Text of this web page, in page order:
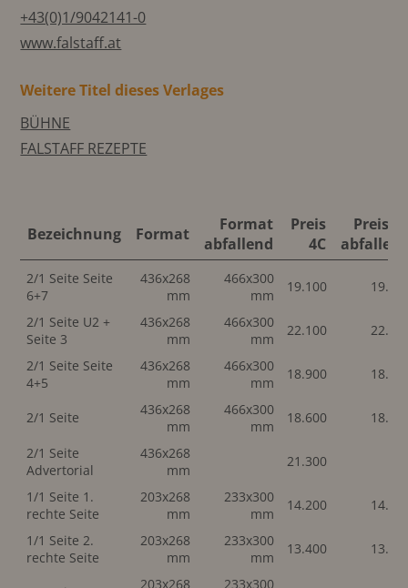
+43(0)1/9042141-0
www.falstaff.at
Weitere Titel dieses Verlages
BÜHNE
FALSTAFF REZEPTE
Bezeichnung Format
Format
abfallend
Preis
4C
Preis
2/1 Seite Seite
6+7
436x268
mm
466x300
mm
19.100
2/1 Seite U2 +
Seite 3
436x268
mm
466x300
mm
22.100
2/1 Seite Seite
4+5
436x268
mm
466x300
mm
18.900
2/1 Seite
436x268
mm
466x300
mm
18.600
2/1 Seite
Advertorial
436x268
mm
21.300
1/1 Seite 1.
rechte Seite
203x268
mm
233x300
mm
14.200
1/1 Seite 2.
rechte Seite
203x268
mm
233x300
mm
13.400
203x268 233x300